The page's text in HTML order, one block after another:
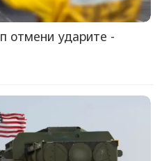
отмени ударите -